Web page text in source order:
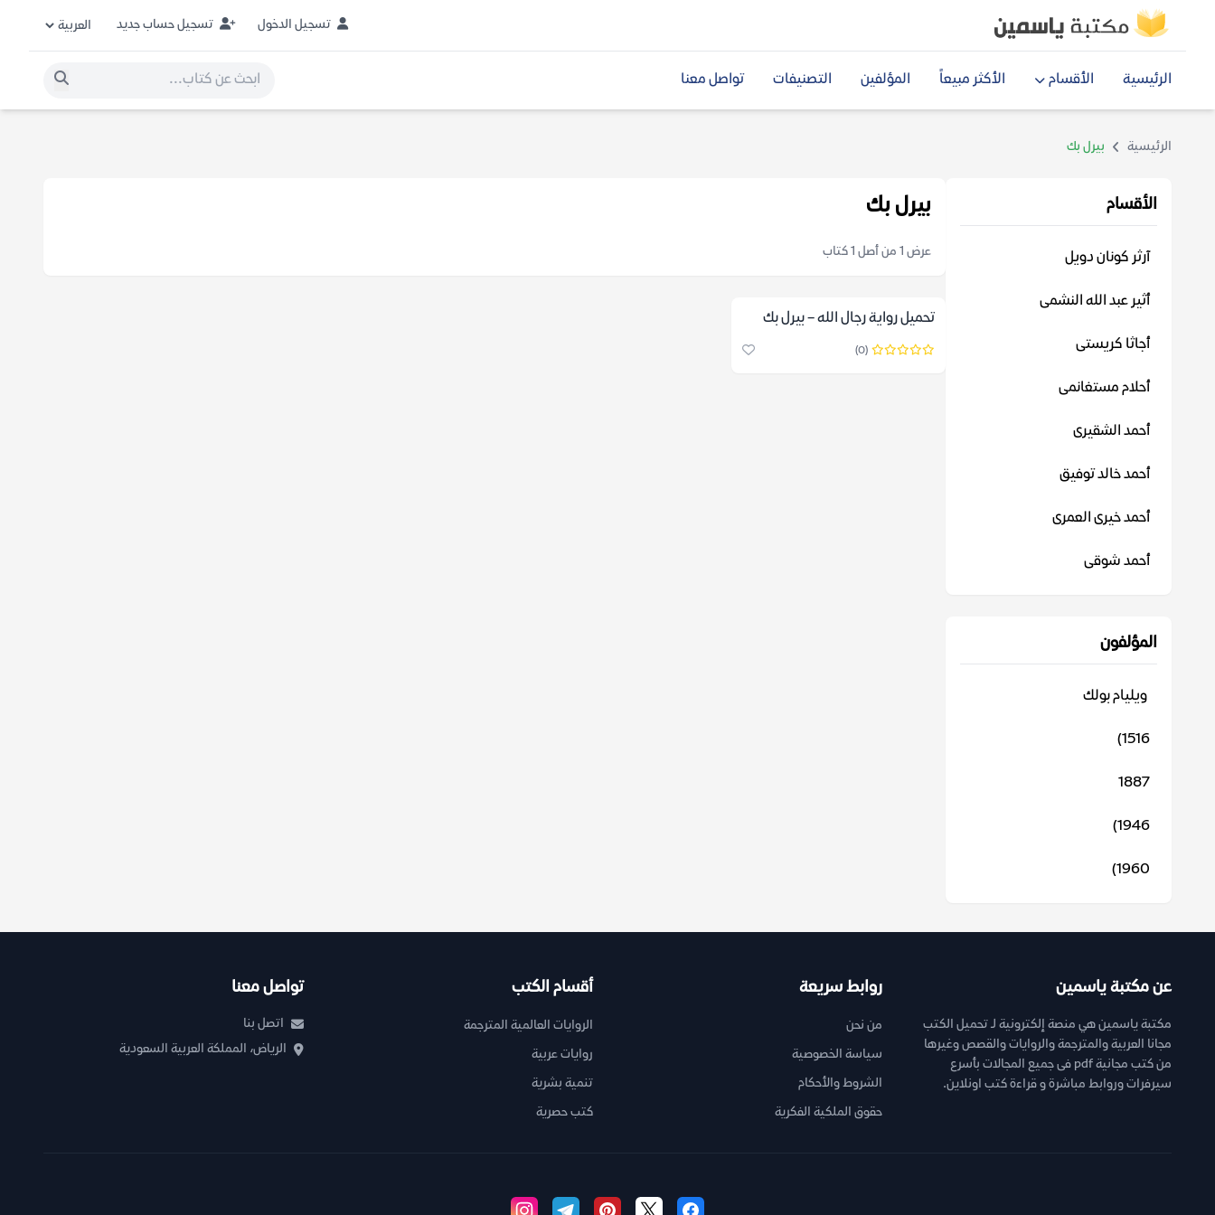
تسجيل الدخول تسجيل حساب جديد
الرئيسية الأقسام الأكثر مبيعاً المؤلفين التصنيفات تواصل معنا
الرئيسية بيرل بك
الأقسام
آرثر كونان دويل
أثير عبد الله النشمى
أجاثا كريستى
أحلام مستغانمى
أحمد الشقيرى
أحمد خالد توفيق
أحمد خيرى العمرى
أحمد شوقى
المؤلفون
‬ ويليام بولك
1516)
1887
1946)
1960)
بيرل بك
عرض 1 من أصل 1 كتاب
تحميل رواية رجال الله – بيرل بك
(0)
عن مكتبة ياسمين
مكتبة ياسمين هي منصة إلكترونية لـ تحميل الكتب
مجانا العربية والمترجمة والروايات والقصص وغيرها
من كتب مجانية pdf فى جميع المجالات بأسرع
سيرفرات وروابط مباشرة و قراءة كتب اونلاين.
روابط سريعة
من نحن
سياسة الخصوصية
الشروط والأحكام
حقوق الملكية الفكرية
أقسام الكتب
الروايات العالمية المترجمة
روايات عربية
تنمية بشرية
كتب حصرية
تواصل معنا
اتصل بنا
الرياض، المملكة العربية السعودية